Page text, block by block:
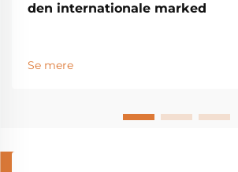
den internationale marked
Se mere